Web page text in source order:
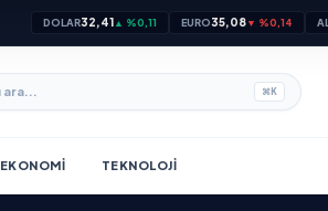
DOLAR32,41▲ %0,11 EURO35,08▼ %0,14
⌘K
EKONOMI TEKNOLOJI